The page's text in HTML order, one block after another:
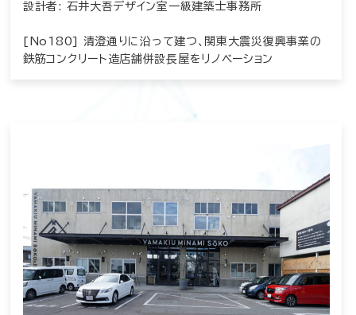
設計者: 石井大吾デザイン室一級建築士事務所
[No180] 清澄通りに沿って建つ、関東大震災復興事業の
鉄筋コンクリート造店舗併設長屋をリノベーション